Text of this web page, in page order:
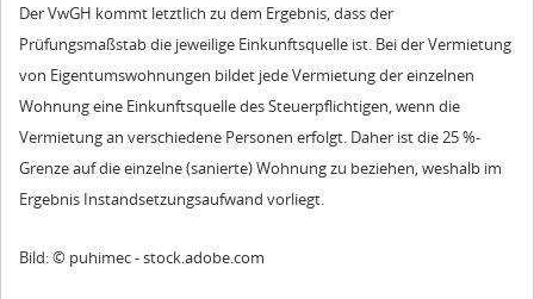
Der VwGH kommt letztlich zu dem Ergebnis, dass der
Prüfungsmaßstab die jeweilige Einkunftsquelle ist. Bei der Vermietung
von Eigentumswohnungen bildet jede Vermietung der einzelnen
Wohnung eine Einkunftsquelle des Steuerpflichtigen, wenn die
Vermietung an verschiedene Personen erfolgt. Daher ist die 25 %-
Grenze auf die einzelne (sanierte) Wohnung zu beziehen, weshalb im
Ergebnis Instandsetzungsaufwand vorliegt.
Bild: © puhimec - stock.adobe.com